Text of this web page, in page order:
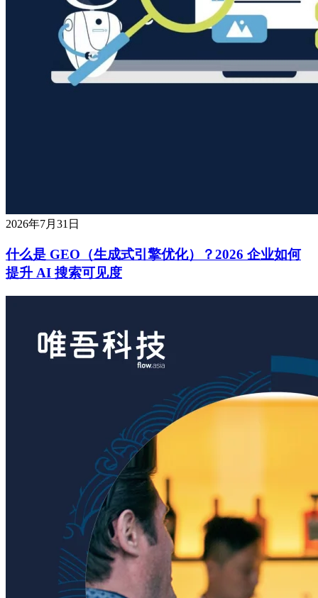
2026年7月31日
什么是 GEO（生成式引擎优化）？2026 企业如何
提升 AI 搜索可见度